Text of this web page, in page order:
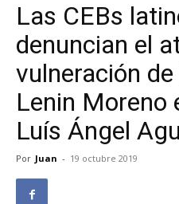
Las CEBs
denuncian el
vulneración
Lenin Moreno
Luís Ángel
Por Juan - 19 octubre 2019